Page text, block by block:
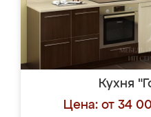
Кухня
Цена: от 34